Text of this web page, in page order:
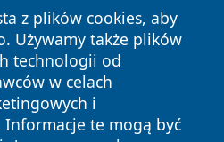
z plików cookies, aby
Używamy także plików
technologii od
w celach
i
Informacje te mogą być
Wszystkie prawa